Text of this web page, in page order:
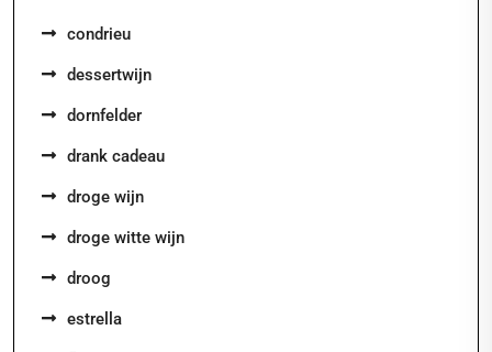
condrieu
dessertwijn
dornfelder
drank cadeau
droge wijn
droge witte wijn
droog
estrella